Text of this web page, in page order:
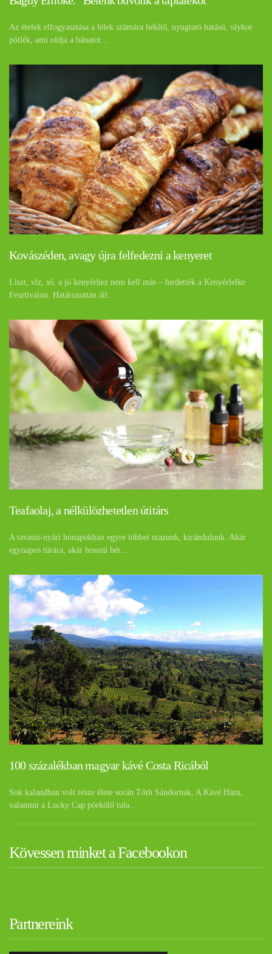
Az ételek elfogyasztása a lélek számára békítő, nyugtató hatású, olykor
pótlék, ami oldja a bánatot…
Kovászéden, avagy újra felfedezni a kenyeret
Liszt, víz, só, a jó kenyérhez nem kell más – hirdették a Kenyérlelke
Fesztiválon. Határozottan áll…
Teafaolaj, a nélkülözhetetlen útitárs
A tavaszi-nyári hónapokban egyre többet utazunk, kirándulunk. Akár
egynapos túrára, akár hosszú hét…
100 százalékban magyar kávé Costa Ricából
Sok kalandban volt része élete során Tóth Sándornak, A Kávé Háza,
valamint a Lucky Cap pörkölő tula…
Kövessen minket a Facebookon
Partnereink